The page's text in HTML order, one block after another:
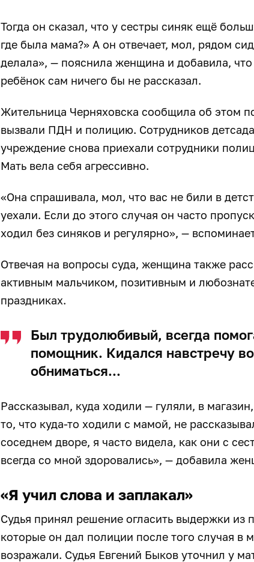
Тогда он сказал, что у сестры синяк ещё
где была мама?» А он отвечает, мол, рядом
делала», — пояснила женщина и добавила,
ребёнок сам ничего бы не рассказал.
Жительница Черняховска сообщила об этом
вызвали ПДН и полицию. Сотрудников
учреждение снова приехали сотрудники
Мать вела себя агрессивно.
«Она спрашивала, мол, что вас не били в
уехали. Если до этого случая он часто
ходил без синяков и регулярно», —
Отвечая на вопросы суда, женщина также
активным мальчиком, позитивным и
праздниках.
Был трудолюбивый, всегда
помощник. Кидался навстречу
обниматься...
Рассказывал, куда ходили — гуляли, в
то, что куда-то ходили с мамой, не
соседнем дворе, я часто видела, как они с
всегда со мной здоровались», — добавила
«Я учил слова и заплакал»
Судья принял решение огласить выдержки из
которые он дал полиции после того случая в
возражали. Судья Евгений Быков уточнил у